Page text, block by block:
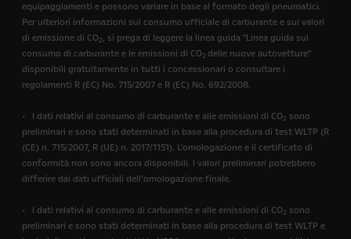
equipaggiamenti e possono variare in base al formato degli pneumatici.
Per ulteriori informazioni sul consumo ufficiale di carburante e sui valori
di emissione di CO2, si prega di leggere la linea guida "Linea guida sul
consumo di carburante e le emissioni di CO2 delle nuove autovetture"
disponibili gratuitamente in tutti i concessionari o consultare i
regolamenti R (EC) No. 715/2007 e R (EC) No. 692/2008.
• I dati relativi al consumo di carburante e alle emissioni di CO2 sono
preliminari e sono stati determinati in base alla procedura di test WLTP (R
(CE) n. 715/2007, R (UE) n. 2017/1151). L'omologazione e il certificato di
conformità non sono ancora disponibili. I valori preliminari potrebbero
differire dai dati ufficiali dell’omologazione finale.
• I dati relativi al consumo di carburante e alle emissioni di CO2 sono
preliminari e sono stati determinati in base alla procedura di test WLTP e